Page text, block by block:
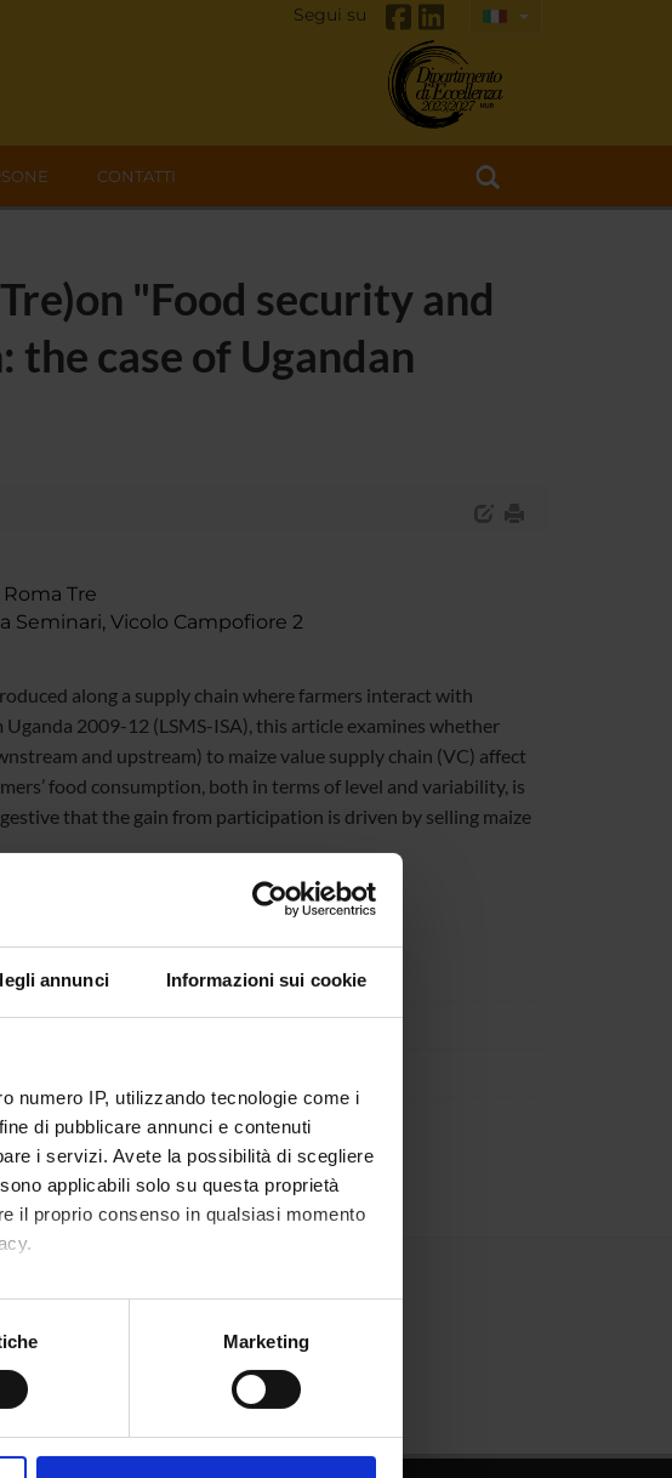
annunci Informazioni sui cookie
numero IP, utilizzando tecnologie come i
di pubblicare annunci e contenuti
i servizi. Avete la possibilità di scegliere
applicabili solo su questa proprietà
il proprio consenso in qualsiasi momento
di qualche metro,
cookie.
Marketing
Segui su
CONTATTI
"Food security and
case of Ugandan
Tre
Seminari, Vicolo Campofiore 2
along a supply chain where farmers interact with
2009-12 (LSMS-ISA), this article examines whether
and upstream) to maize value supply chain (VC) affect
food consumption, both in terms of level and variability, is
that the gain from participation is driven by selling maize